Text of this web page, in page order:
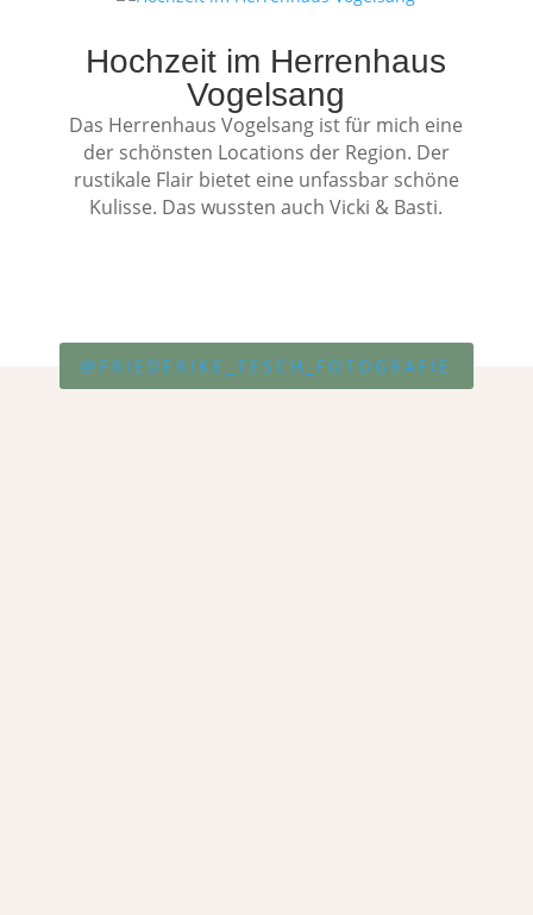
Hochzeit im Herrenhaus
Vogelsang
Das Herrenhaus Vogelsang ist für mich eine
der schönsten Locations der Region. Der
rustikale Flair bietet eine unfassbar schöne
Kulisse. Das wussten auch Vicki & Basti.
@FRIEDERIKE_TESCH_FOTOGRAFIE